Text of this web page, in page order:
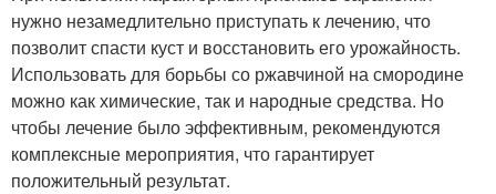
нужно незамедлительно приступать к лечению, что
позволит спасти куст и восстановить его урожайность.
Использовать для борьбы со ржавчиной на смородине
можно как химические, так и народные средства. Но
чтобы лечение было эффективным, рекомендуются
комплексные мероприятия, что гарантирует
положительный результат.